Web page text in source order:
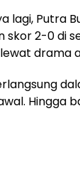
lagi, Putra
skor 2-0 di
drama
Hingga